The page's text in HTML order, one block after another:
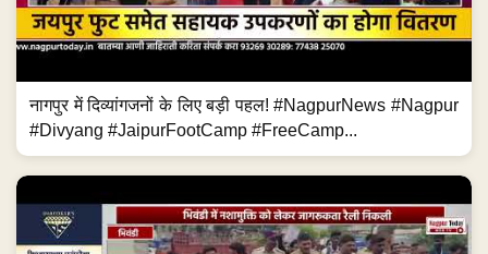
नागपुर में दिव्यांगजनों के लिए बड़ी पहल! #NagpurNews #Nagpur
#Divyang #JaipurFootCamp #FreeCamp...